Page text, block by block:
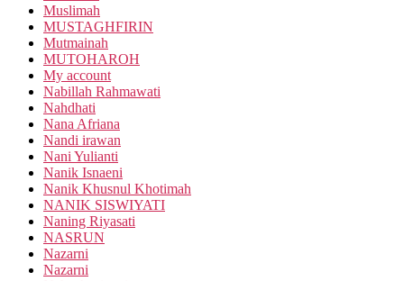
Muslimah
MUSTAGHFIRIN
Mutmainah
MUTOHAROH
My account
Nabillah Rahmawati
Nahdhati
Nana Afriana
Nandi irawan
Nani Yulianti
Nanik Isnaeni
Nanik Khusnul Khotimah
NANIK SISWIYATI
Naning Riyasati
NASRUN
Nazarni
Nazarni